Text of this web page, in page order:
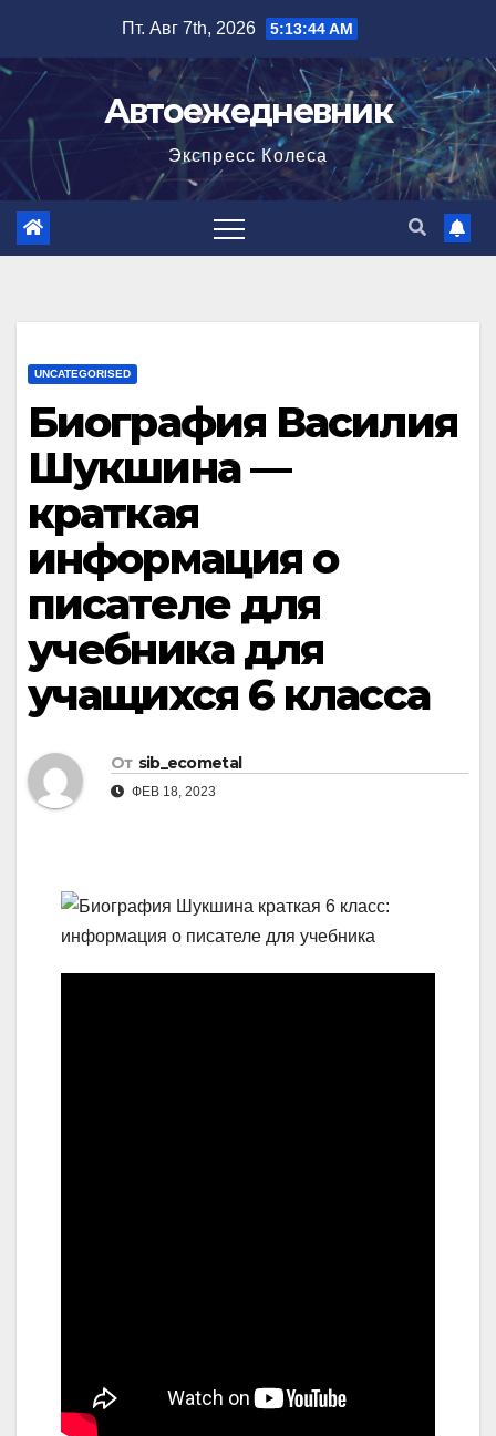
содержимому
Пт. Авг 7th, 2026 5:13:45 AM
Автоежедневник
Экспресс Колеса
UNCATEGORISED
Биография Василия
Шукшина —
краткая
информация о
писателе для
учебника для
учащихся 6 класса
От sib_ecometal
ФЕВ 18, 2023